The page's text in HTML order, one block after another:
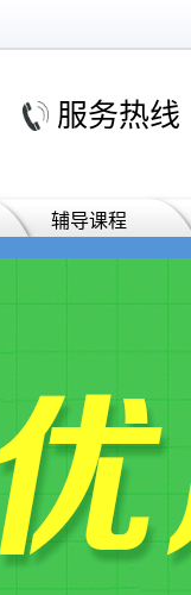
服务热线
辅导课程